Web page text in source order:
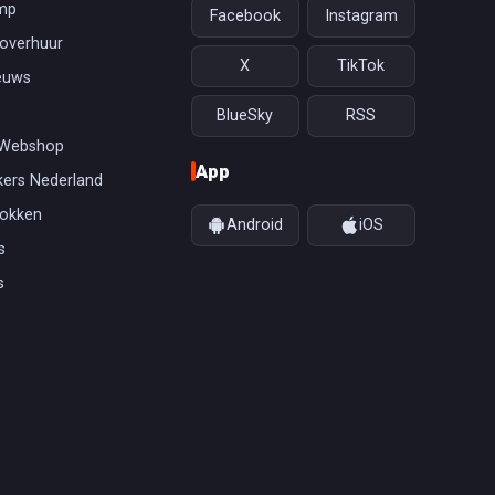
Nederland
Facebook Instagram
X TikTok
BlueSky RSS
App
Android iOS